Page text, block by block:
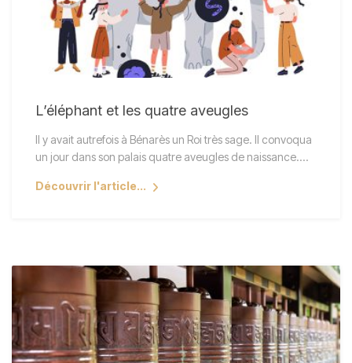
L’éléphant et les quatre aveugles
Il y avait autrefois à Bénarès un Roi très sage. Il convoqua
un jour dans son palais quatre aveugles de naissance.…
Découvrir l'article...